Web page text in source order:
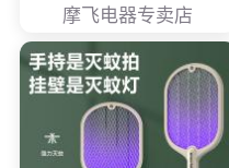
摩飞电器专卖店